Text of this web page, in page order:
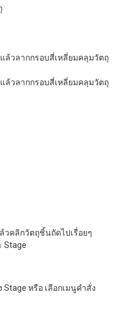
ล้วลากกรอบสี่เหลี่ยมคลุมวัตถุ
ล้วลากกรอบสี่เหลี่ยมคลุมวัตถุ
วคลิกวัตถุชิ้นถัดไปเรื่อยๆ
Stage
หรือ เลือกเมนูคำสั่ง